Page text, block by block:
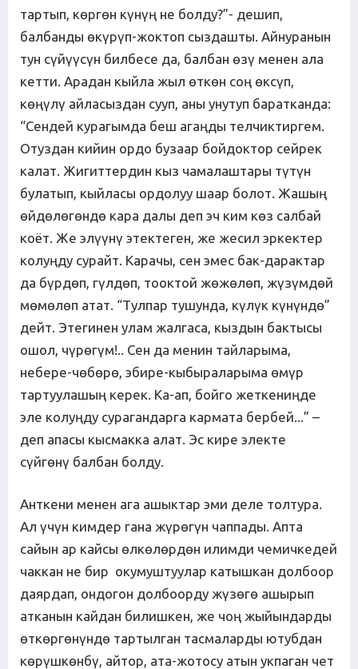
тартып, көргөн күнүң не болду?”- дешип,
балбанды өкүрүп-жоктоп сыздашты. Айнуранын
тун сүйүүсүн билбесе да, балбан өзү менен ала
кетти. Арадан кыйла жыл өткөн соң өксүп,
көңүлү айласыздан сууп, аны унутуп баратканда:
“Сендей курагымда беш агаңды телчиктиргем.
Отуздан кийин ордо бузаар бойдоктор сейрек
калат. Жигиттердин кыз чамалаштары түтүн
булатып, кыйласы ордолуу шаар болот. Жашың
өйдөлөгөндө кара далы деп эч ким көз салбай
коёт. Же элүүнү этектеген, же жесил эркектер
колуңду сурайт. Карачы, сен эмес бак-дарактар
да бүрдөп, гүлдөп, тооктой жөжөлөп, жүзүмдөй
мөмөлөп атат. “Тулпар тушунда, күлүк күнүндө”
дейт. Этегинен улам жалгаса, кыздын бактысы
ошол, чүрөгүм!.. Сен да менин тайларыма,
небере-чөбөрө, эбире-кыбыраларыма өмүр
тартуулашың керек. Ка-ап, бойго жеткениңде
эле колуңду сурагандарга кармата бербей...” –
деп апасы кысмакка алат. Эс кире электе
сүйгөнү балбан болду.
Анткени менен ага ашыктар эми деле толтура.
Ал үчүн кимдер гана жүрөгүн чаппады. Апта
сайын ар кайсы өлкөлөрдөн илимди чемичкедей
чаккан не бир окумуштуулар катышкан долбоор
даярдап, ондогон долбоорду жүзөгө ашырып
атканын кайдан билишкен, же чоң жыйындарды
өткөргөнүндө тартылган тасмаларды ютубдан
көрүшкөнбү, айтор, ата-жотосу атын укпаган чет